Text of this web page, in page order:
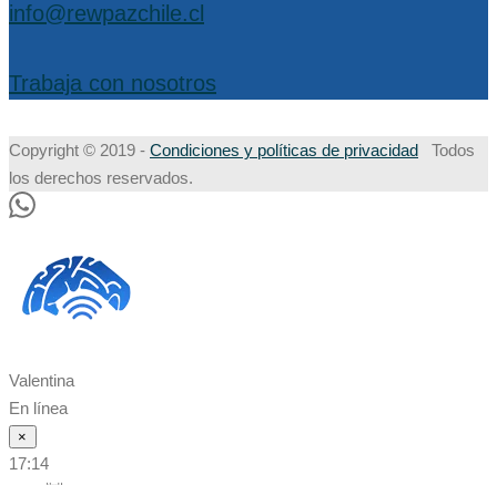
info@rewpazchile.cl
Trabaja con nosotros
Copyright © 2019 - Condiciones y políticas de privacidad Todos
los derechos reservados.
Valentina
En línea
×
17:14